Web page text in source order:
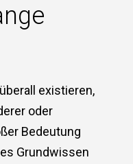
existieren,
oder
Bedeutung
Grundwissen